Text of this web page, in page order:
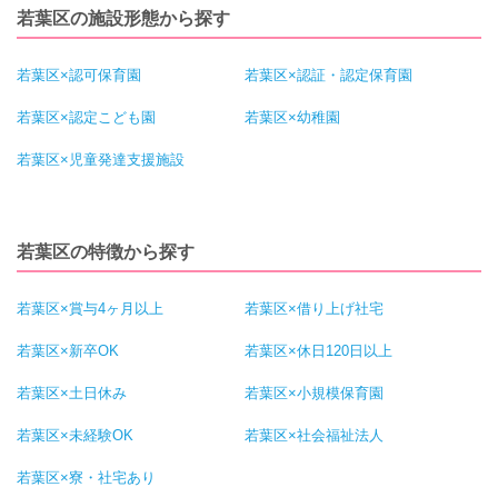
若葉区の施設形態から探す
若葉区×認可保育園 若葉区×認証・認定保育園
若葉区×認定こども園 若葉区×幼稚園
若葉区×児童発達支援施設
若葉区の特徴から探す
若葉区×賞与4ヶ月以上 若葉区×借り上げ社宅
若葉区×新卒OK 若葉区×休日120日以上
若葉区×土日休み 若葉区×小規模保育園
若葉区×未経験OK 若葉区×社会福祉法人
若葉区×寮・社宅あり